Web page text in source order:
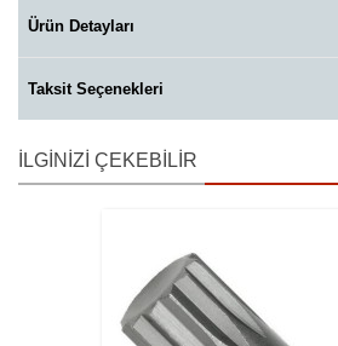
Ürün Detayları
Taksit Seçenekleri
İLGINIZI ÇEKEBILIR